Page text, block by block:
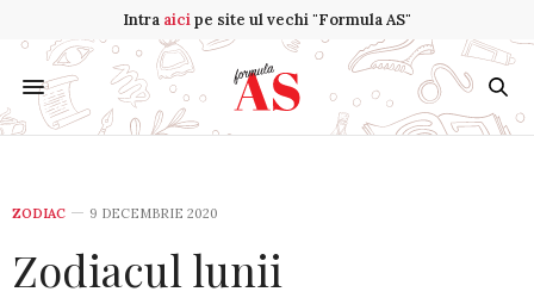
Intra aicipe site ul vechi "Formula AS"
ZODIAC 9 DECEMBRIE 2020
Zodiacul lunii